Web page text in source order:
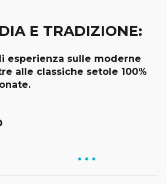
E TRADIZIONE:
esperienza sulle moderne
alle classiche setole 100%
• • •